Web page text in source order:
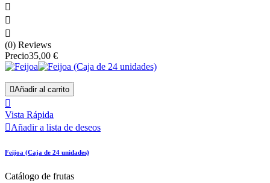



(0) Reviews
Precio35,00 €
Añadir al carrito

Vista Rápida
Añadir a lista de deseos
Feijoa (Caja de 24 unidades)
Catálogo de frutas